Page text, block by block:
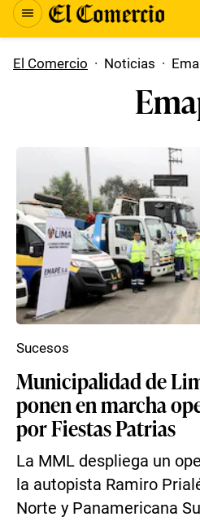
El Comercio · Noticias ·
Municipalidad de
ponen en marcha
por Fiestas Patrias
La MML despliega un
la autopista Ramiro
Norte y Panamericana
Sucesos